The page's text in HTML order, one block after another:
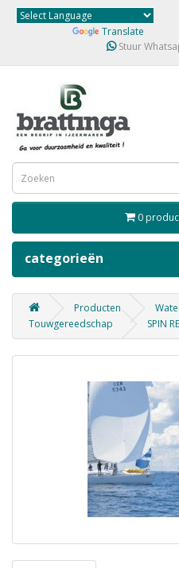
Translate
Stuur
0
categorieën
Producten
Touwgereedschap
SPIN